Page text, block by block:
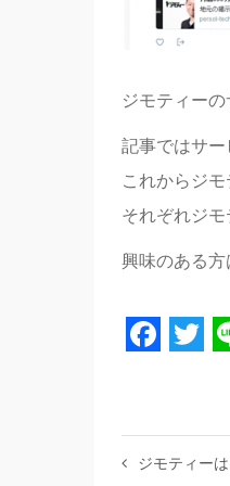
ジモティー
記事ではサー
これからジ
それぞれジ
興味のある方
ジモティー